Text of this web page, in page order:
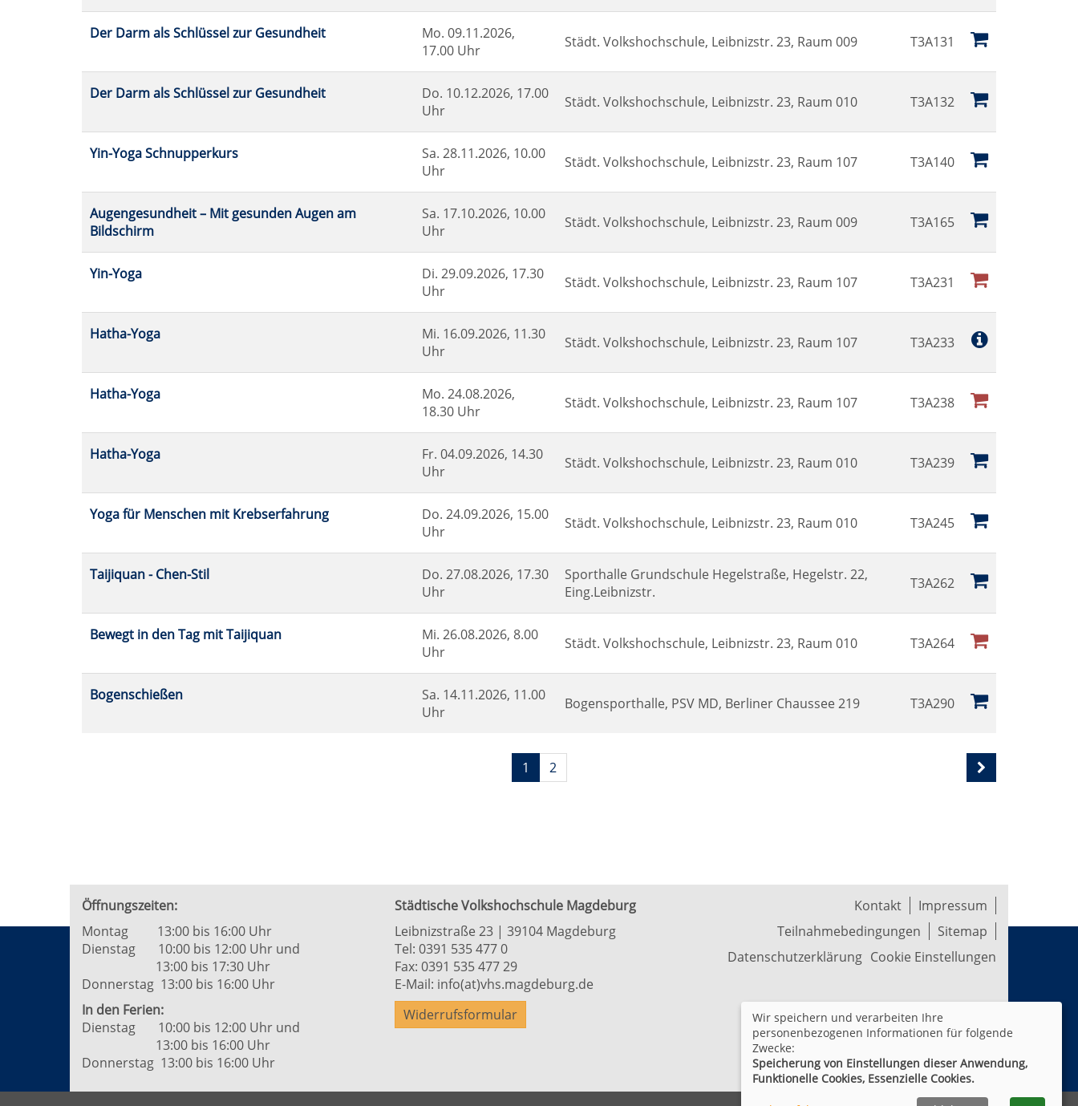
Der Darm als Schlüssel zur Gesundheit Mo. 09.11.2026,
17.00 Uhr
Städt. Volkshochschule, Leibnizstr. 23, Raum 009 T3A131
Der Darm als Schlüssel zur Gesundheit Do. 10.12.2026, 17.00
Uhr
Städt. Volkshochschule, Leibnizstr. 23, Raum 010 T3A132
Yin-Yoga Schnupperkurs Sa. 28.11.2026, 10.00
Uhr
Städt. Volkshochschule, Leibnizstr. 23, Raum 107 T3A140
Augengesundheit – Mit gesunden Augen am
Bildschirm
Sa. 17.10.2026, 10.00
Uhr
Städt. Volkshochschule, Leibnizstr. 23, Raum 009 T3A165
Yin-Yoga Di. 29.09.2026, 17.30
Uhr
Städt. Volkshochschule, Leibnizstr. 23, Raum 107 T3A231
Hatha-Yoga Mi. 16.09.2026, 11.30
Uhr
Städt. Volkshochschule, Leibnizstr. 23, Raum 107 T3A233
Hatha-Yoga Mo. 24.08.2026,
18.30 Uhr
Städt. Volkshochschule, Leibnizstr. 23, Raum 107 T3A238
Hatha-Yoga Fr. 04.09.2026, 14.30
Uhr
Städt. Volkshochschule, Leibnizstr. 23, Raum 010 T3A239
Yoga für Menschen mit Krebserfahrung Do. 24.09.2026, 15.00
Uhr
Städt. Volkshochschule, Leibnizstr. 23, Raum 010 T3A245
Taijiquan - Chen-Stil Do. 27.08.2026, 17.30
Uhr
Sporthalle Grundschule Hegelstraße, Hegelstr. 22,
Eing.Leibnizstr.
T3A262
Bewegt in den Tag mit Taijiquan Mi. 26.08.2026, 8.00
Uhr
Städt. Volkshochschule, Leibnizstr. 23, Raum 010 T3A264
Bogenschießen Sa. 14.11.2026, 11.00
Uhr
Bogensporthalle, PSV MD, Berliner Chaussee 219 T3A290
Seiten
blättern
1 2
Öffnungszeiten:
Montag 13:00 bis 16:00 Uhr
Dienstag 10:00 bis 12:00 Uhr und
13:00 bis 17:30 Uhr
Donnerstag 13:00 bis 16:00 Uhr
In den Ferien:
Dienstag 10:00 bis 12:00 Uhr und
13:00 bis 16:00 Uhr
Donnerstag 13:00 bis 16:00 Uhr
Städtische Volkshochschule Magdeburg
Leibnizstraße 23 | 39104 Magdeburg
Tel: 0391 535 477 0
Fax: 0391 535 477 29
E-Mail: info(at)vhs.magdeburg.de
Widerrufsformular
Kontakt
Impressum
Teilnahmebedingungen
Sitemap
Datenschutzerklärung Cookie Einstellungen
Wir speichern und verarbeiten Ihre
personenbezogenen Informationen für folgende
Zwecke:
Speicherung von Einstellungen dieser Anwendung,
Funktionelle Cookies, Essenzielle Cookies.